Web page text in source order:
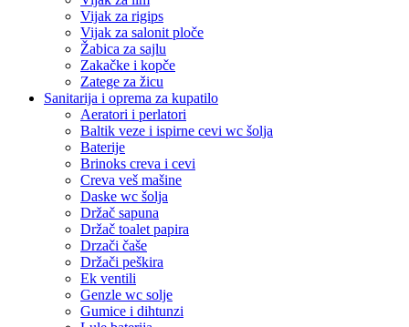
Vijak za rigips
Vijak za salonit ploče
Žabica za sajlu
Zakačke i kopče
Zatege za žicu
Sanitarija i oprema za kupatilo
Aeratori i perlatori
Baltik veze i ispirne cevi wc šolja
Baterije
Brinoks creva i cevi
Creva veš mašine
Daske wc šolja
Držač sapuna
Držač toalet papira
Drzači čaše
Držači peškira
Ek ventili
Genzle wc solje
Gumice i dihtunzi